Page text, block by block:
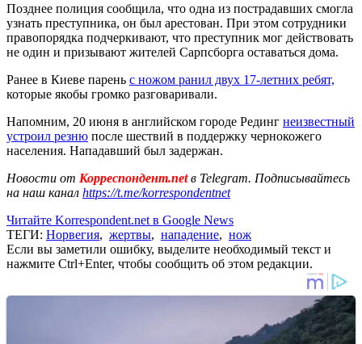
Позднее полиция сообщила, что одна из пострадавших смогла
узнать преступника, он был арестован. При этом сотрудники
правопорядка подчеркивают, что преступник мог действовать
не один и призывают жителей Сарпсборга оставаться дома.
Ранее в Киеве парень с ножом ранил двух 17-летних ребят,
которые якобы громко разговаривали.
Напомним, 20 июня в английском городе Рединг неизвестный
устроил резню после шествий в поддержку чернокожего
населения. Нападавший был задержан.
Новости от Корреспондент.netв Telegram. Подписывайтесь
на наш канал https://t.me/korrespondentnet
Читайте Korrespondent.net в Google News
ТЕГИ: Норвегия, жертвы, нападение, нож
Если вы заметили ошибку, выделите необходимый текст и
нажмите Ctrl+Enter, чтобы сообщить об этом редакции.